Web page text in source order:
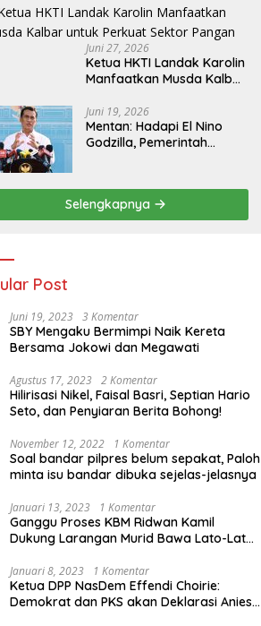
Juni 27, 2026
Ketua HKTI Landak Karolin
Manfaatkan Musda Kalbar
Pangan
Juni 19, 2026
Mentan: Hadapi El Nino
Godzilla, Pemerintah
Infrastruktur Pertanian
Nasional
Selengkapnya
Post
Juni 19, 2023 3 Komentar
SBY Mengaku Bermimpi Naik Kereta
Bersama Jokowi dan Megawati
Agustus 17, 2023 2 Komentar
Hilirisasi Nikel, Faisal Basri, Septian Hario
Seto, dan Penyiaran Berita Bohong!
November 12, 2022 1 Komentar
Soal bandar pilpres belum sepakat, Paloh
minta isu bandar dibuka sejelas-jelasnya
Januari 13, 2023 1 Komentar
Ganggu Proses KBM Ridwan Kamil
Dukung Larangan Murid Bawa Lato-Lato
Januari 8, 2023 1 Komentar
Ketua DPP NasDem Effendi Choirie:
Demokrat dan PKS akan Deklarasi Anies